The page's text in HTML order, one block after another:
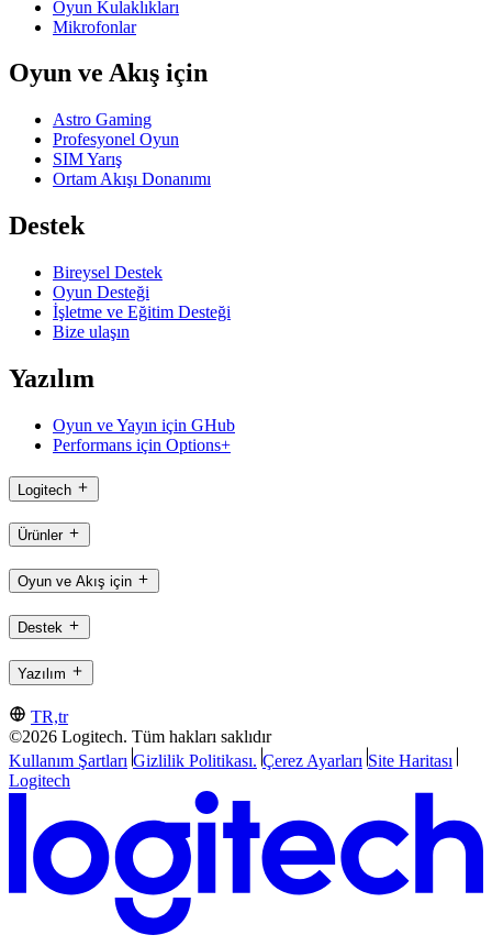
Oyun Kulaklıkları
Mikrofonlar
Oyun ve Akış için
Astro Gaming
Profesyonel Oyun
SIM Yarış
Ortam Akışı Donanımı
Destek
Bireysel Destek
Oyun Desteği
İşletme ve Eğitim Desteği
Bize ulaşın
Yazılım
Oyun ve Yayın için GHub
Performans için Options+
Logitech
Ürünler
Oyun ve Akış için
Destek
Yazılım
TR,tr
©2026 Logitech. Tüm hakları saklıdır
Kullanım Şartları Gizlilik Politikası. Çerez Ayarları Site Haritası
Logitech